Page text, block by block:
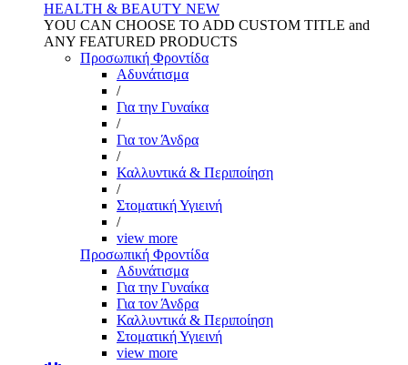
HEALTH & BEAUTY NEW
YOU CAN CHOOSE TO ADD CUSTOM TITLE and
ANY FEATURED PRODUCTS
Προσωπική Φροντίδα
Αδυνάτισμα
/
Για την Γυναίκα
/
Για τον Άνδρα
/
Καλλυντικά & Περιποίηση
/
Στοματική Υγιεινή
/
view more
Προσωπική Φροντίδα
Αδυνάτισμα
Για την Γυναίκα
Για τον Άνδρα
Καλλυντικά & Περιποίηση
Στοματική Υγιεινή
view more